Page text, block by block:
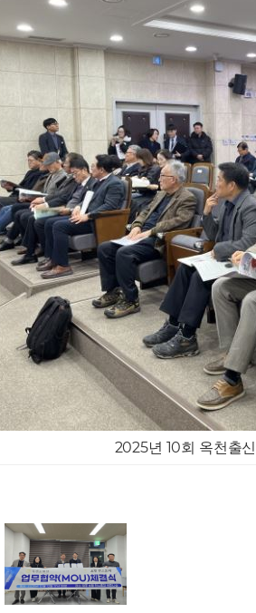
2025년 10회 옥천출